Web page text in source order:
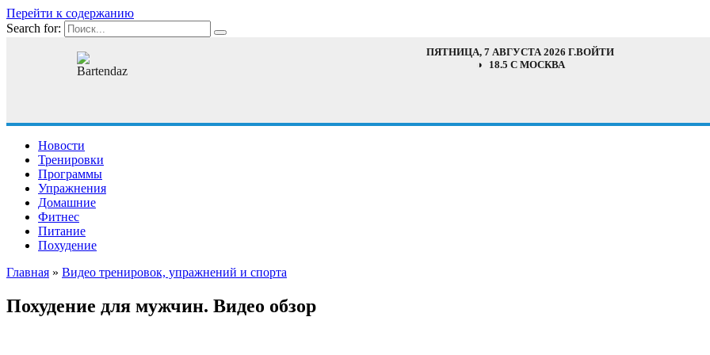
Перейти к содержанию
Search for:
ПЯТНИЦА, 7 АВГУСТА 2026 Г.ВОЙТИ
18.5 C МОСКВА
Новости
Тренировки
Программы
Упражнения
Домашние
Фитнес
Питание
Похудение
Главная » Видео тренировок, упражнений и спорта
Похудение для мужчин. Видео обзор